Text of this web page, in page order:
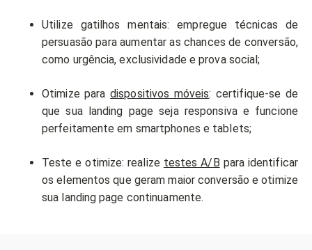
Utilize gatilhos mentais: empregue técnicas de
persuasão para aumentar as chances de conversão,
como urgência, exclusividade e prova social;
Otimize paradispositivos móveis: certifique-se de
que sua landing page seja responsiva e funcione
perfeitamente em smartphones e tablets;
Teste e otimize: realize testes A/B para identificar
os elementos que geram maior conversão e otimize
sua landing page continuamente.